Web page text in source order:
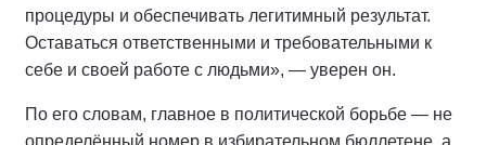
процедуры и обеспечивать легитимный результат.
Оставаться ответственными и требовательными к
себе и своей работе с людьми», — уверен он.
По его словам, главное в политической борьбе — не